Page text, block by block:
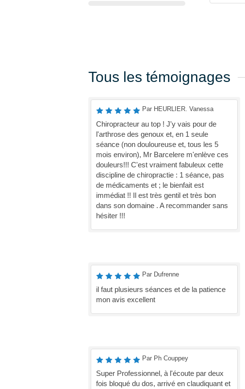
Tous les témoignages
Par HEURLIER. Vanessa
Chiropracteur au top ! J'y vais pour de
l'arthrose des genoux et, en 1 seule
séance (non douloureuse et, tous les 5
mois environ), Mr Barcelere m'enlève ces
douleurs!!! C'est vraiment fabuleux cette
discipline de chiropractie : 1 séance, pas
de médicaments et ; le bienfait est
immédiat !! Il est très gentil et très bon
dans son domaine . A recommander sans
hésiter !!!
Par Dufrenne
il faut plusieurs séances et de la patience
mon avis excellent
Par Ph Couppey
Super Professionnel, à l'écoute par deux
fois bloqué du dos, arrivé en claudiquant et